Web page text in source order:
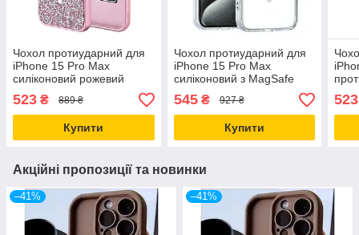
Чохол протиударний для
iPhone 15 Pro Max
силіконовий рожевий
захист від ударів і падінь з
MagSafe
523 ₴ 889 ₴
Купити
Чохол протиударний для
iPhone 15 Pro Max
силіконовий з MagSafe
подряпин
545₴ 927 ₴
Купити
523
Акційні пропозиції та новинки
–41% –41%